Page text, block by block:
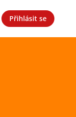
Přihlásit se